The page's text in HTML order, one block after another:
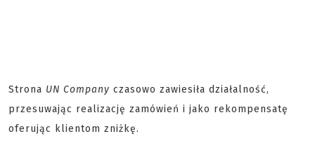
Strona UN Company czasowo zawiesiła działalność,
przesuwając realizację zamówień i jako rekompensatę
oferując klientom zniżkę.